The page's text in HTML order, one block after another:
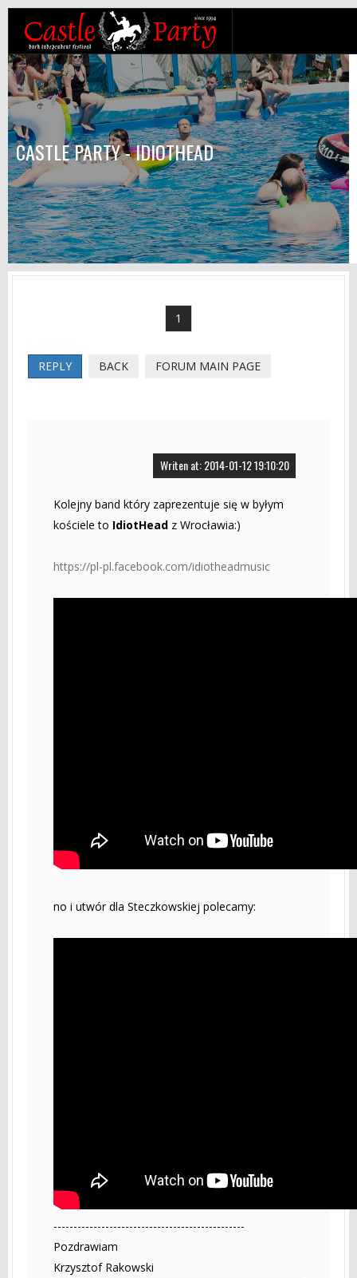
CASTLE PARTY - IDIOTHEAD
1
REPLY BACK FORUM MAIN PAGE
Writen at: 2014-01-12 19:10:20
Kolejny band który zaprezentuje się w byłym
kościele to IdiotHead z Wrocławia:)
https://pl-pl.facebook.com/idiotheadmusic
no i utwór dla Steczkowskiej polecamy:
------------------------------------------------
Pozdrawiam
Krzysztof Rakowski